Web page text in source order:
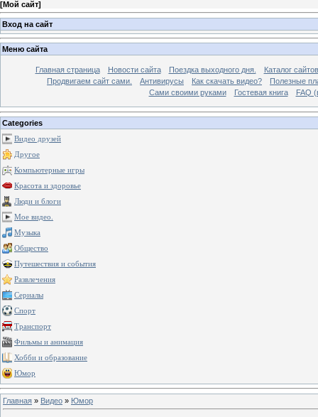
[Мой сайт]
Вход на сайт
Меню сайта
Главная страница Новости сайта Поездка выходного дня.
Каталог сайтов
Продвигаем сайт сами.
Антивирусы Как скачать видео?
Полезные
Сами своими руками
Гостевая книга FAQ
Categories
Видео друзей
Другое
Компьютерные игры
Красота и здоровье
Люди и блоги
Мое видео.
Музыка
Общество
Путешествия и события
Развлечения
Сериалы
Спорт
Транспорт
Фильмы и анимация
Хобби и образование
Юмор
Главная » Видео » Юмор